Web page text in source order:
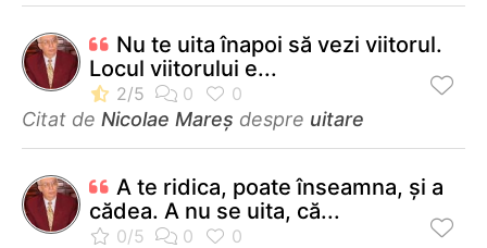
Nu te uita înapoi să vezi viitorul.
Locul viitorului e...
Citat de Nicolae Mareș despre uitare
A te ridica, poate înseamna, și a
cădea. A nu se uita, că...